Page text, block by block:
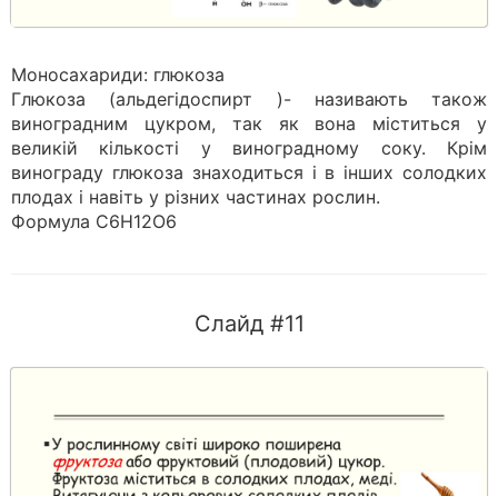
Моносахариди: глюкоза
Глюкоза (альдегідоспирт )- називають також
виноградним цукром, так як вона міститься у
великій кількості у виноградному соку. Крім
винограду глюкоза знаходиться і в інших солодких
плодах і навіть у різних частинах рослин.
Формула С6Н12О6
Слайд #11